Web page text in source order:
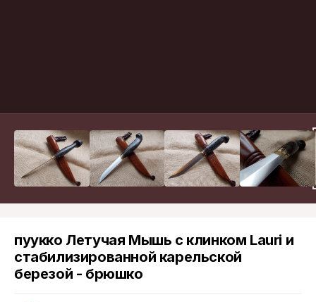
пуукко Летучая Мышь с клинком Lauri и
стабилизированной карельской
березой - брюшко